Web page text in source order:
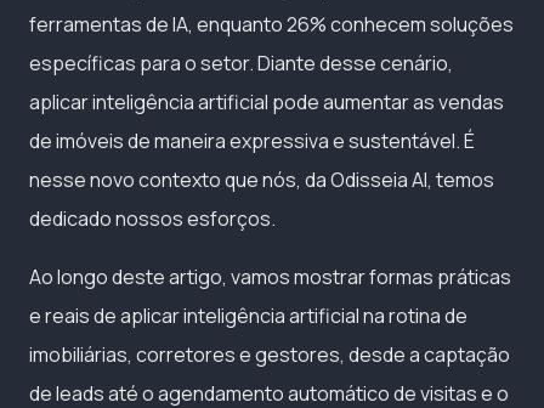
ferramentas de IA, enquanto 26% conhecem soluções
específicas para o setor. Diante desse cenário,
aplicar inteligência artificial pode aumentar as vendas
de imóveis de maneira expressiva e sustentável. É
nesse novo contexto que nós, da Odisseia AI, temos
dedicado nossos esforços.
Ao longo deste artigo, vamos mostrar formas práticas
e reais de aplicar inteligência artificial na rotina de
imobiliárias, corretores e gestores, desde a captação
de leads até o agendamento automático de visitas e o